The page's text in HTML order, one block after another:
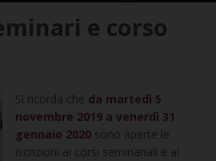
e corso
Si ricorda che da martedì 5
novembre 2019 a venerdì 31
gennaio 2020 sono aperte le
iscrizioni ai corsi seminariali e al